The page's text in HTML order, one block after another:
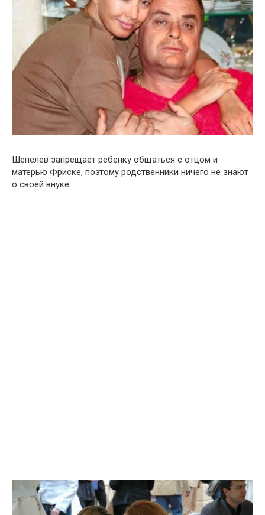
Шепелев запрещает ребенку общаться с отцом и
матерью Фриске, поэтому родственники ничего не знают
о своей внуке.